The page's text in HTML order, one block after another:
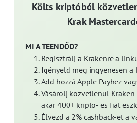
Költs kriptóból
Krak
MI A TEENDŐD?
Regisztrálj a Krakenre a
Igényeld meg ingyenesen a
Add hozzá Apple Payhez
Vásárolj közvetlenül
akár 400+ kripto- és fiat
Élvezd a 2% cashback-et a